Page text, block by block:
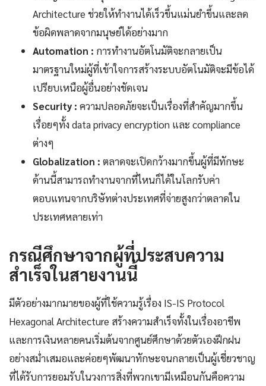
Architecture ช่วยให้ทำงานได้เร็วขึ้นแม่นยำขึ้นและลด
ข้อผิดพลาดจากมนุษย์ได้อย่างมาก
Automation : การทำงานอัตโนมัติจะกลายเป็น
มาตรฐานใหม่ผู้ที่เข้าใจการสร้างระบบอัตโนมัติจะมีข้อได้
เปรียบเหนือผู้อื่นอย่างชัดเจน
Security : ความปลอดภัยจะเป็นเรื่องที่สำคัญมากขึ้น
เรื่อยๆทั้ง data privacy encryption และ compliance
ต่างๆ
Globalization : ตลาดจะเปิดกว้างมากขึ้นผู้ที่มีทักษะ
ด้านนี้สามารถทำงานจากที่ไหนก็ได้ในโลกรับค่า
ตอบแทนจากบริษัทต่างประเทศที่จ่ายสูงกว่าตลาดใน
ประเทศหลายเท่า
กรณีศึกษาจากผู้ที่ประสบความ
สำเร็จในสายงานนี้
มีตัวอย่างมากมายของผู้ที่ใช้ความรู้เรื่อง IS-IS Protocol
Hexagonal Architecture สร้างความสำเร็จทั้งในเรื่องอาชีพ
และการเงินหลายคนเริ่มต้นจากศูนย์ศึกษาด้วยตัวเองฝึกฝน
อย่างสม่ำเสมอและค่อยๆพัฒนาทักษะจนกลายเป็นผู้เชี่ยวชาญ
ที่ได้รับการยอมรับในวงการสิ่งที่พวกเขามีเหมือนกันคือความ